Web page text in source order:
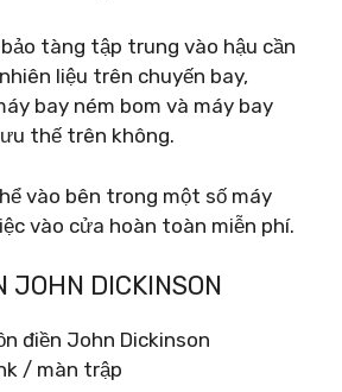
tàng tập trung vào hậu cần
liệu trên chuyến bay,
bay ném bom và máy bay
thế trên không.
vào bên trong một số máy
vào cửa hoàn toàn miễn phí.
DICKINSON
/ màn trập